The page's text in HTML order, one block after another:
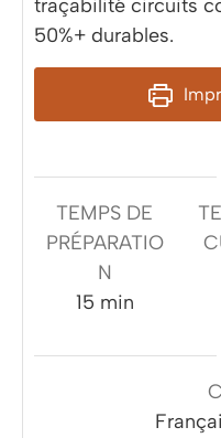
traçabilité circuits
50%+ durables.
TEMPS DE
PRÉPARATIO
N
15minutes
min